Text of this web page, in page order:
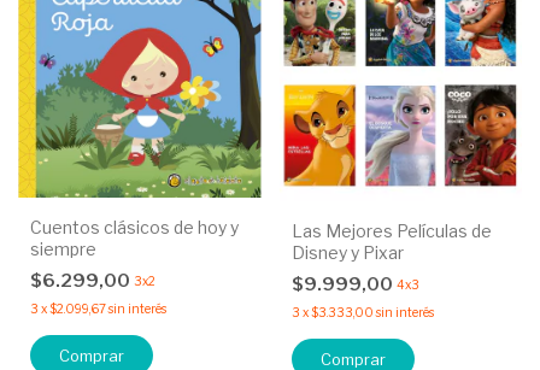
Cuentos clásicos de hoy y
siempre
$6.299,00 3x2
3 x$2.099,67sin interés
Comprar
Las Mejores Películas de
Disney y Pixar
$9.999,00 4x3
3 x$3.333,00 sin interés
Comprar